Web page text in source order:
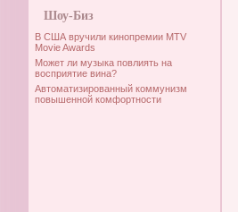
Шоу-Биз
В США вручили кинопремии MTV
Movie Awards
Может ли музыка повлиять на
восприятие вина?
Автоматизированный коммунизм
повышенной комфортности